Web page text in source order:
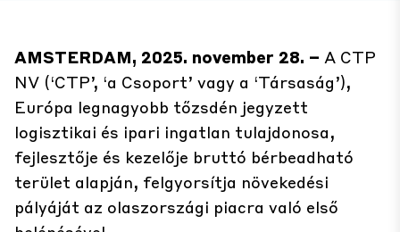
AMSTERDAM, 2025. november 28. – A CTP
NV (‘CTP’, ‘a Csoport’ vagy a ‘Társaság’),
Európa legnagyobb tőzsdén jegyzett
logisztikai és ipari ingatlan tulajdonosa,
fejlesztője és kezelője bruttó bérbeadható
terület alapján, felgyorsítja növekedési
pályáját az olaszországi piacra való első